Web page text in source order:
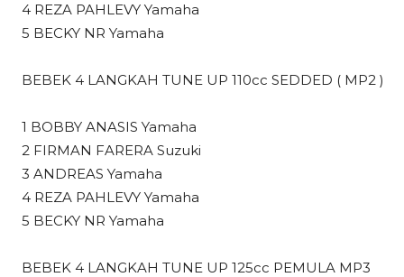
4 REZA PAHLEVY Yamaha
5 BECKY NR Yamaha
BEBEK 4 LANGKAH TUNE UP 110cc SEDDED ( MP2 )
1 BOBBY ANASIS Yamaha
2 FIRMAN FARERA Suzuki
3 ANDREAS Yamaha
4 REZA PAHLEVY Yamaha
5 BECKY NR Yamaha
BEBEK 4 LANGKAH TUNE UP 125cc PEMULA MP3